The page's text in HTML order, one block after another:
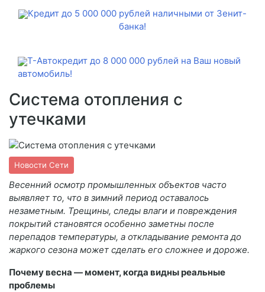
Кредит до 5 000 000 рублей наличными от Зенит-
банка!
Т-Автокредит до 8 000 000 рублей на Ваш новый
автомобиль!
Система отопления с
утечками
Новости Сети
Весенний осмотр промышленных объектов часто
выявляет то, что в зимний период оставалось
незаметным. Трещины, следы влаги и повреждения
покрытий становятся особенно заметны после
перепадов температуры, а откладывание ремонта до
жаркого сезона может сделать его сложнее и дороже.
Почему весна — момент, когда видны реальные
проблемы